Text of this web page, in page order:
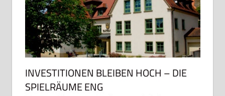
INVESTITIONEN BLEIBEN HOCH – DIE
SPIELRÄUME ENG